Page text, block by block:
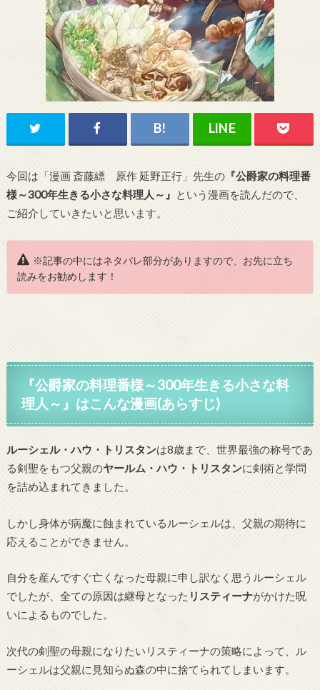
今回は「漫画 斎藤縹 原作 延野正行」先生の『公爵家の料理番
様～300年生きる小さな料理人～』 という漫画を読んだので、
ご紹介していきたいと思います。
※記事の中にはネタバレ部分がありますので、お先に立ち
読みをお勧めします！
『公爵家の料理番様～300年生きる小さな料
理人～』はこんな漫画(あらすじ)
ルーシェル・ハウ・トリスタンは8歳まで、世界最強の称号であ
る剣聖をもつ父親のヤールム・ハウ・トリスタンに剣術と学問
を詰め込まれてきました。
しかし身体が病魔に蝕まれているルーシェルは、父親の期待に
応えることができません。
自分を産んですぐ亡くなった母親に申し訳なく思うルーシェル
でしたが、全ての原因は継母となった リスティーナがかけた呪
いによるものでした。
次代の剣聖の母親になりたいリスティーナの策略によって、ル
ーシェルは父親に見知らぬ森の中に捨てられてしまいます。